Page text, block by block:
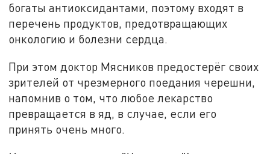
богаты антиоксидантами, поэтому входят в
перечень продуктов, предотвращающих
онкологию и болезни сердца.
При этом доктор Мясников предостерёг своих
зрителей от чрезмерного поедания черешни,
напомнив о том, что любое лекарство
превращается в яд, в случае, если его
принять очень много.